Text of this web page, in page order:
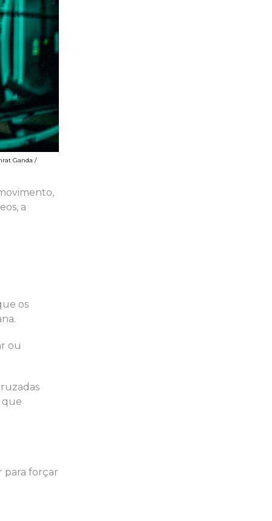
Ganda /
a
os
ou
que
para forçar